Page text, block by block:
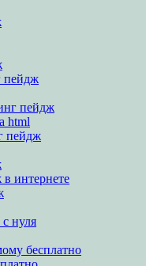
пейдж
пейдж
html
пейдж
интернете
нуля
бесплатно